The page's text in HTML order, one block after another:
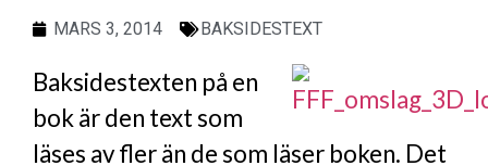
MARS 3, 2014 BAKSIDESTEXT
Baksidestexten på en
bok är den text som
läses av fler än de som läser boken. Det